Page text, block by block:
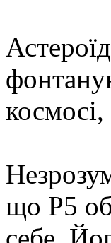
космосі,
що P5